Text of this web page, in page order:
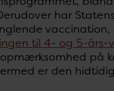
har
vaccination,
til 4- og 5-
på
er den